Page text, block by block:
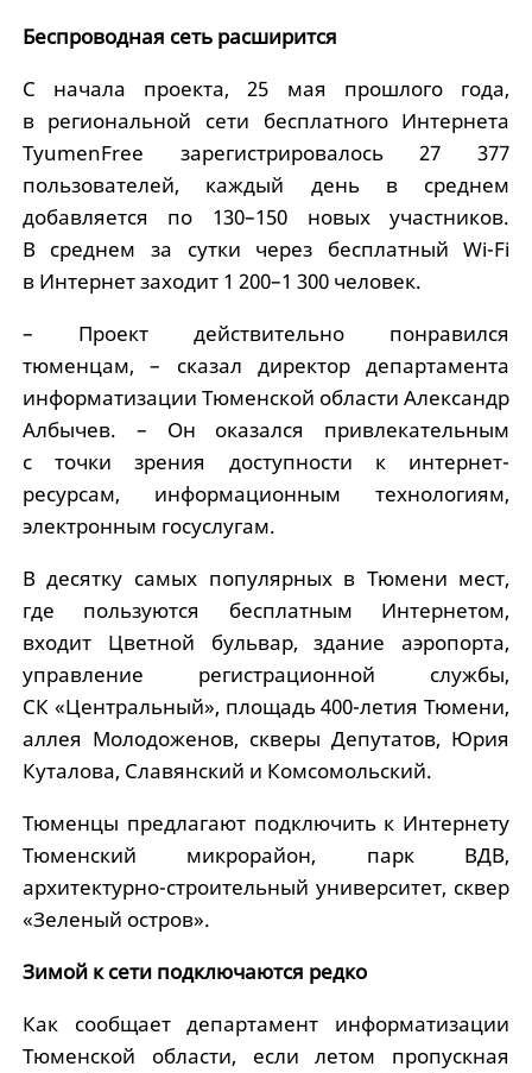
Беспроводная сеть расширится
С начала проекта, 25 мая прошлого года,
в региональной сети бесплатного Интернета
TyumenFree зарегистрировалось 27 377
пользователей, каждый день в среднем
добавляется по 130–150 новых участников.
В среднем за сутки через бесплатный Wi-Fi
в Интернет заходит 1 200–1 300 человек.
– Проект действительно понравился
тюменцам, – сказал директор департамента
информатизации Тюменской области Александр
Албычев. – Он оказался привлекательным
с точки зрения доступности к интернет-
ресурсам, информационным технологиям,
электронным госуслугам.
В десятку самых популярных в Тюмени мест,
где пользуются бесплатным Интернетом,
входит Цветной бульвар, здание аэропорта,
управление регистрационной службы,
СК «Центральный», площадь 400-летия Тюмени,
аллея Молодоженов, скверы Депутатов, Юрия
Куталова, Славянский и Комсомольский.
Тюменцы предлагают подключить к Интернету
Тюменский микрорайон, парк ВДВ,
архитектурно-строительный университет, сквер
«Зеленый остров».
Зимой к сети подключаются редко
Как сообщает департамент информатизации
Тюменской области, если летом пропускная